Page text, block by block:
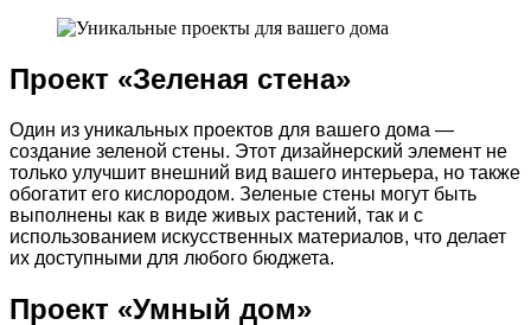
Проект «Зеленая стена»
Один из уникальных проектов для вашего дома —
создание зеленой стены. Этот дизайнерский элемент не
только улучшит внешний вид вашего интерьера, но также
обогатит его кислородом. Зеленые стены могут быть
выполнены как в виде живых растений, так и с
использованием искусственных материалов, что делает
их доступными для любого бюджета.
Проект «Умный дом»